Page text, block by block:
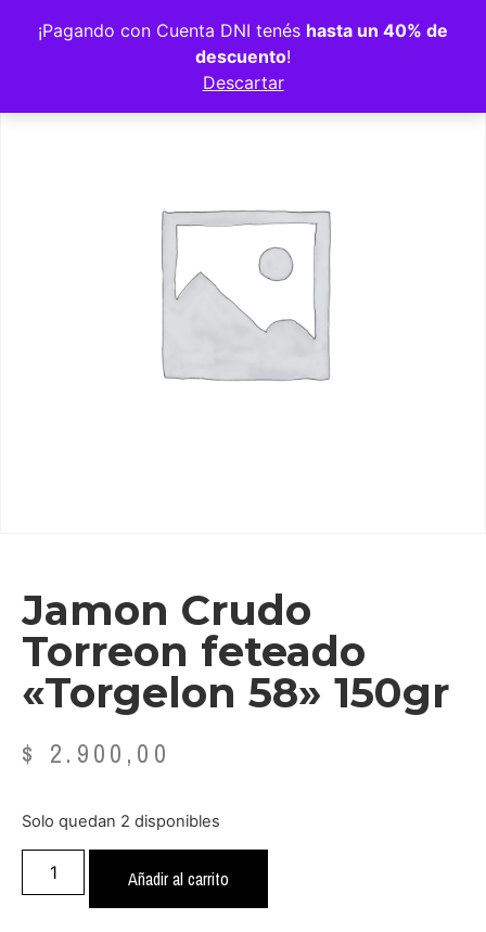
¡Pagando con Cuenta DNI tenés hasta un 40% de
descuento!
Descartar
Volver a la tienda
Jamon Crudo
Torreon feteado
«Torgelon 58» 150gr
$ 2.900,00
Solo quedan 2 disponibles
Añadir al carrito